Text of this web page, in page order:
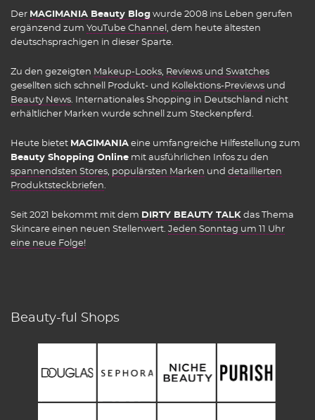
Der MAGIMANIA Beauty Blog wurde 2008 ins Leben gerufen
ergänzend zum YouTube Channel
, dem heute ältesten
deutschsprachigen in dieser Sparte.
Zu den gezeigten Makeup-Looks Reviews und Swatches
gesellten sich schnell Produkt- und Kollektions-Previews und
Beauty News . Internationales Shopping in Deutschland nicht
erhältlicher Marken wurde schnell zum Steckenpferd.
Heute bietet MAGIMANIA eine umfangreiche Hilfestellung zum
Beauty Shopping Online mit ausführlichen Infos zu den
spannendsten Stores populärsten Marken und detaillierten
Produktsteckbriefen
Seit 2021 bekommt mit dem DIRTY BEAUTY TALK das Thema
Skincare einen neuen Stellenwert. Jeden Sonntag um 11 Uhr
eine neue Folge!
Beauty-ful Shops